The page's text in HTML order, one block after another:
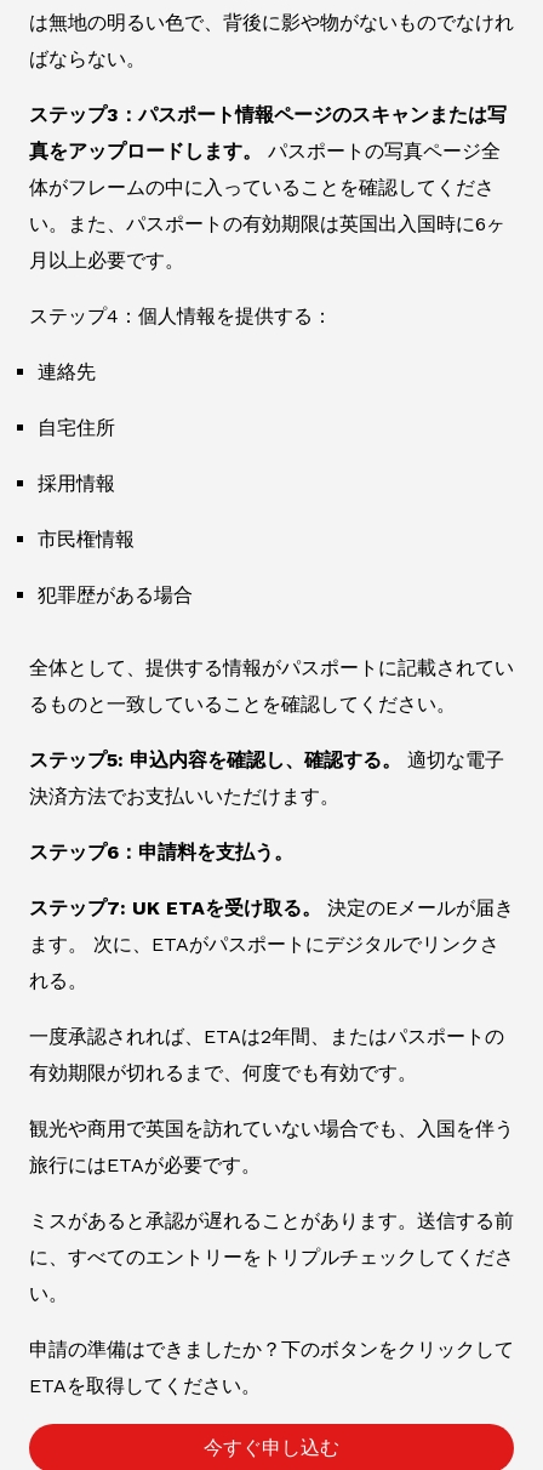
は無地の明るい色で、背後に影や物がないものでなけれ
ばならない。
ステップ3：パスポート情報ページのスキャンまたは写
真をアップロードします。
パスポートの写真ページ全
体がフレームの中に入っていることを確認してくださ
い。また、パスポートの有効期限は英国出入国時に6ヶ
月以上必要です。
ステップ4：個人情報を提供する：
連絡先
自宅住所
採用情報
市民権情報
犯罪歴がある場合
全体として、提供する情報がパスポートに記載されてい
るものと一致していることを確認してください。
ステップ5: 申込内容を確認し、確認する。
適切な電子
決済方法でお支払いいただけます。
ステップ6：申請料を支払う。
ステップ7: UK ETAを受け取る。 決定のEメールが届き
ます。 次に、ETAがパスポートにデジタルでリンクさ
れる。
一度承認されれば、ETAは2年間、またはパスポートの
有効期限が切れるまで、何度でも有効です。
観光や商用で英国を訪れていない場合でも、入国を伴う
旅行にはETAが必要です。
ミスがあると承認が遅れることがあります。送信する前
に、すべてのエントリーをトリプルチェックしてくださ
い。
申請の準備はできましたか？下のボタンをクリックして
ETAを取得してください。
今すぐ申し込む